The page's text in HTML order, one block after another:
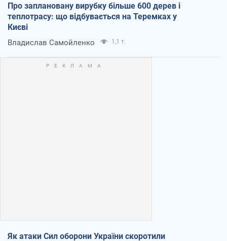
Про заплановану вирубку більше 600 дерев і
теплотрасу: що відбувається на Теремках у
Києві
Владислав Самойленко 1,1 т.
Як атаки Сил оборони України скоротили